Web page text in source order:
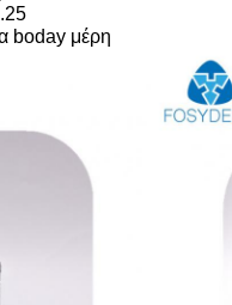
boday μέρη